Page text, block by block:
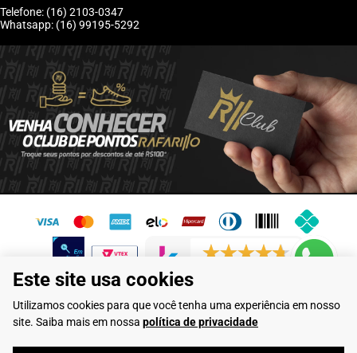
Este site usa cookies
Utilizamos cookies para que você tenha uma experiência em nosso
site. Saiba mais em nossa política de privacidade
Telefone: (16) 2103-0347
Whatsapp: (16) 99195-5292
Flamarian Comércio de Calçados LTDA - CNPJ: 10.913.950/0001-60 -
Rua Evangelista de Lima, 710 - Franca/SP
Coronel Tamarindo, 2435 - Franca/SP